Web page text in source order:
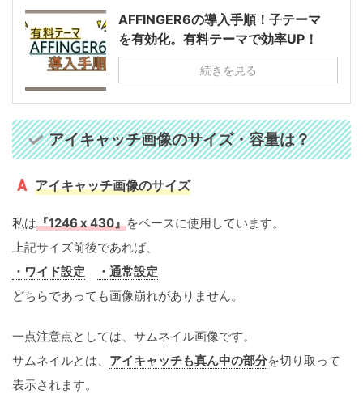
AFFINGER6の導入手順！子テーマ
を有効化。有料テーマで効率UP！
続きを見る
アイキャッチ画像のサイズ・容量は？
アイキャッチ画像のサイズ
私は『1246 x 430』をベースに使用しています。
上記サイズ前後であれば、
・ワイド設定
・通常設定
どちらであっても画像崩れがありません。
一点注意点としては、サムネイル画像です。
サムネイルとは、 アイキャッチも真ん中の部分を切り取って
表示されます。